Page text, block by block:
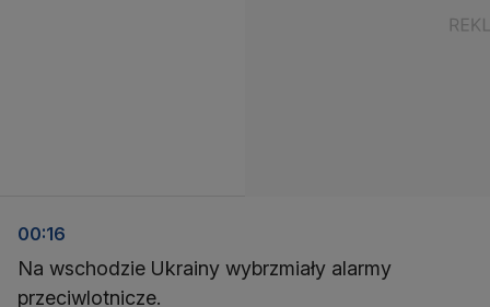
00:16
Na wschodzie Ukrainy wybrzmiały alarmy
przeciwlotnicze.